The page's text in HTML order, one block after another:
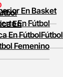
En Fútbol
En Basket
En
En FútbolFútbol
Femenino